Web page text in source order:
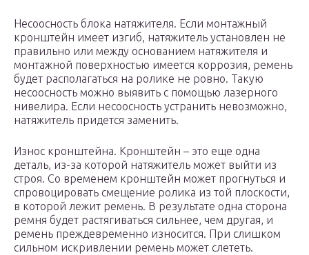
Несоосность блока натяжителя. Если монтажный
кронштейн имеет изгиб, натяжитель установлен не
правильно или между основанием натяжителя и
монтажной поверхностью имеется коррозия, ремень
будет располагаться на ролике не ровно. Такую
несоосность можно выявить с помощью лазерного
нивелира. Если несоосность устранить невозможно,
натяжитель придется заменить.
Износ кронштейна. Кронштейн – это еще одна
деталь, из-за которой натяжитель может выйти из
строя. Со временем кронштейн может прогнуться и
спровоцировать смещение ролика из той плоскости,
в которой лежит ремень. В результате одна сторона
ремня будет растягиваться сильнее, чем другая, и
ремень преждевременно износится. При слишком
сильном искривлении ремень может слететь.